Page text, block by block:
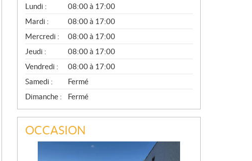
G
É
N
É
R
A
L
Lundi :
08:00 à 17:00
Mardi :
08:00 à 17:00
Mercredi :
08:00 à 17:00
Jeudi :
08:00 à 17:00
Vendredi :
08:00 à 17:00
Samedi :
Fermé
Dimanche :
Fermé
OCCASION